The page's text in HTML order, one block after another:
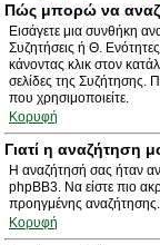
Πώς μπορώ να
Εισάγετε μια συνθήκη
Συζητήσεις ή Θ.
κάνοντας κλικ στον
σελίδες της Συζήτησης.
που χρησιμοποιείτε.
Κορυφή
Γιατί η αναζήτηση
Η αναζήτησή σας ήταν
phpBB3. Να είστε πιο
προηγμένης αναζήτησης.
Κορυφή